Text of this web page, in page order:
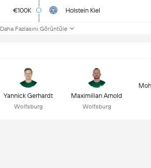
€100K Holstein Kiel
Daha Fazlasını Görüntüle
Yannick Gerhardt
Wolfsburg
Maximilian Arnold
Wolfsburg